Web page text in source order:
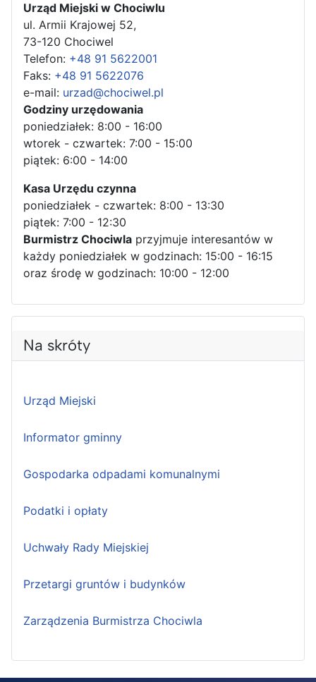
Urząd Miejski w Chociwlu
ul. Armii Krajowej 52,
73-120 Chociwel
Telefon: +48 91 5622001
Faks: +48 91 5622076
e-mail: urzad@chociwel.pl
Godziny urzędowania
poniedziałek: 8:00 - 16:00
wtorek - czwartek: 7:00 - 15:00
piątek: 6:00 - 14:00
Kasa Urzędu czynna
poniedziałek - czwartek: 8:00 - 13:30
piątek: 7:00 - 12:30
Burmistrz Chociwla przyjmuje interesantów w
każdy poniedziałek w godzinach: 15:00 - 16:15
oraz środę w godzinach: 10:00 - 12:00
Na skróty
Urząd Miejski
Informator gminny
Gospodarka odpadami komunalnymi
Podatki i opłaty
Uchwały Rady Miejskiej
Przetargi gruntów i budynków
Zarządzenia Burmistrza Chociwla